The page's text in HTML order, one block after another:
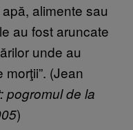
alimente sau
au fost aruncate
unde au
(Jean
pogromul de la
)